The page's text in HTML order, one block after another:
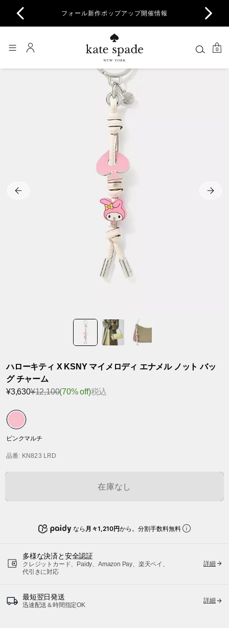
フォール新作ポップアップ開催情報
0
ハローキティ X KSNY マイメロディ エナメル ノット バッ
グ チャーム
¥3,630¥12,100(70% off)税込
ピンクマルチ
品番: KN823 LRD
在庫なし
なら 月々1,210円から。分割手数料無料
多様な決済と安全認証
クレジットカード、Paidy、Amazon Pay、楽天ペイ、
代引きに対応
詳細
最短翌日発送
迅速配送＆時間指定OK
詳細